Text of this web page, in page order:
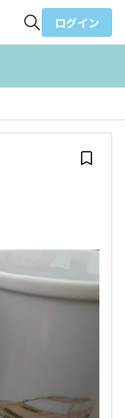
検索
ログイン